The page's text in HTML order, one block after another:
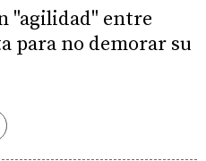
"agilidad" entre
para no demorar su